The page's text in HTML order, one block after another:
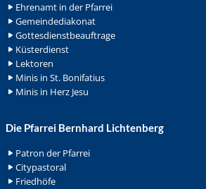
Ehrenamt in der Pfarrei
Gemeindediakonat
Gottesdienstbeauftrage
Küsterdienst
Lektoren
Minis in St. Bonifatius
Minis in Herz Jesu
Die Pfarrei Bernhard Lichtenberg
Patron der Pfarrei
Citypastoral
Friedhöfe